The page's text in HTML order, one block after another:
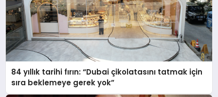
84 yıllık tarihi fırın: “Dubai çikolatasını tatmak için
sıra beklemeye gerek yok”